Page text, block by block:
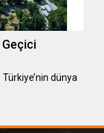
Geçici
dünya